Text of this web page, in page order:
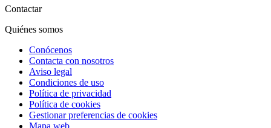
Contactar
Quiénes somos
Conócenos
Contacta con nosotros
Aviso legal
Condiciones de uso
Política de privacidad
Política de cookies
Gestionar preferencias de cookies